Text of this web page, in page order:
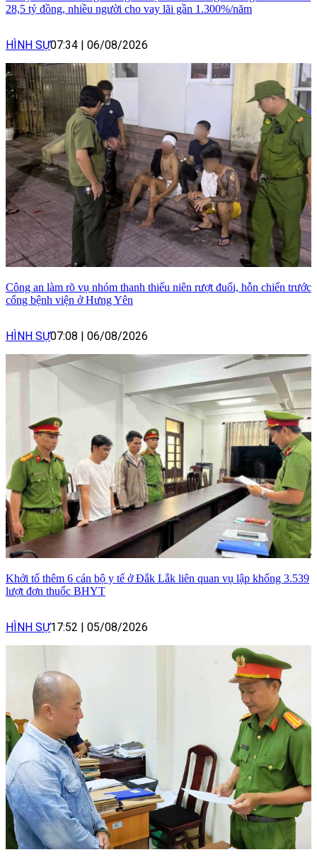
28,5 tỷ đồng, nhiều người cho vay lãi gần 1.300%/năm
HÌNH SỰ07:34 06/08/2026
Công an làm rõ vụ nhóm thanh thiếu niên rượt đuổi, hỗn chiến trước
cổng bệnh viện ở Hưng Yên
HÌNH SỰ07:08 06/08/2026
Khởi tố thêm 6 cán bộ y tế ở Đắk Lắk liên quan vụ lập khống 3.539
lượt đơn thuốc BHYT
HÌNH SỰ17:52 05/08/2026